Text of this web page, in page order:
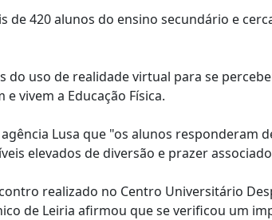
420 alunos do ensino secundário e
do uso de realidade virtual para se
vivem a Educação Física.
Lusa que "os alunos responderam
elevados de diversão e prazer
realizado no Centro Universitário
de Leiria afirmou que se verificou um